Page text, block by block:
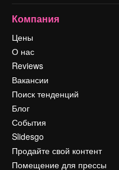
Компания
Цены
О нас
Reviews
Вакансии
Поиск тенденций
Блог
События
Slidesgo
Продайте свой контент
Помещение для прессы